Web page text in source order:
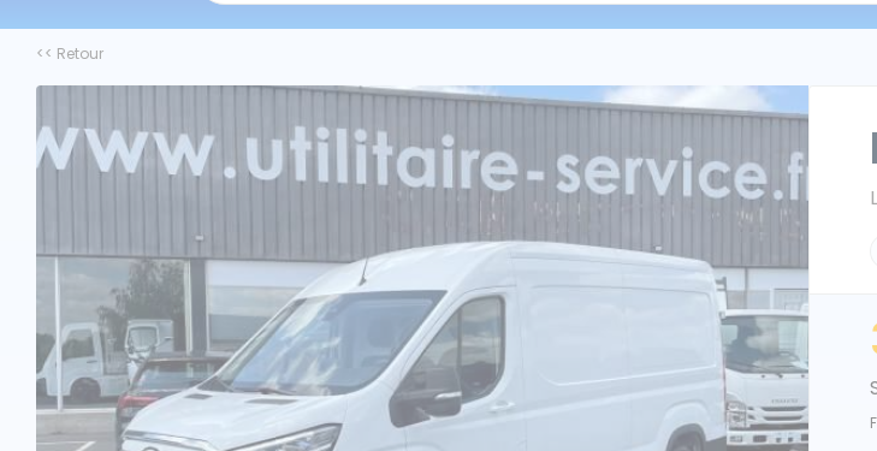
<< Retour